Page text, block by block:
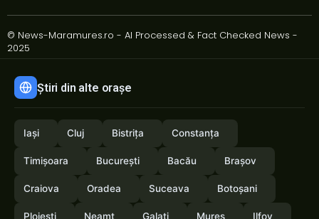
© News-Maramures.ro - AI Processed & Fact Checked News -
2025
Știri din alte orașe
Iași Cluj Bistrița Constanța
Timișoara București Bacău Brașov
Craiova Oradea Suceava Botoșani
Ploiești Neamț Galați Mureș Ilfov